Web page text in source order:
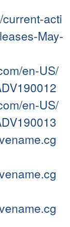
acti
May-
en-US/
en-US/